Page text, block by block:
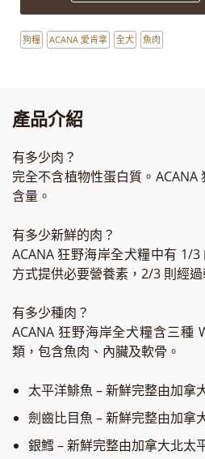
狗糧 ACANA 愛肯拿 全犬 魚肉
產品介紹
有多少肉？
完全不含植物性蛋白質。ACANA
含量。
有多少新鮮的肉？
ACANA 狂野海岸全犬糧中有 1/
方式提供必要營養素，2/3 則經
有多少種肉？
ACANA 狂野海岸全犬糧含三種
類，包含魚肉、內臟及軟骨。
太平洋鯡魚 – 新鮮完整由加拿
劍齒比目魚 – 新鮮完整由加拿
銀鱈 – 新鮮完整由加拿大北太